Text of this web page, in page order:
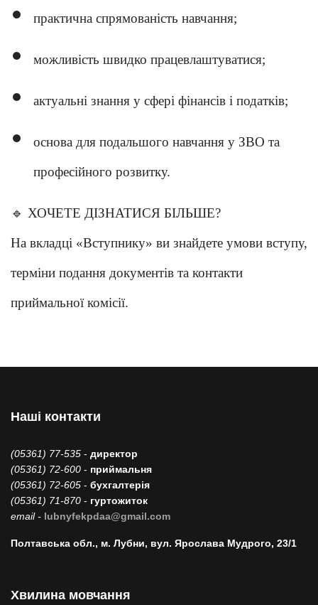
практична спрямованість навчання;
можливість швидко працевлаштуватися;
актуальні знання у сфері фінансів і податків;
основа для подальшого навчання у ЗВО та
професійного розвитку.
🔹 ХОЧЕТЕ ДІЗНАТИСЯ БІЛЬШЕ?
На вкладці «Вступнику» ви знайдете умови вступу,
терміни подання документів та контакти
приймальної комісії.
Наші контакти
(05361) 77-535 - директор
(05361) 72-600 - приймальня
(05361) 72-605 - бухгалтерія
(05361) 71-870 - гуртожиток
email - lubnyfekpdaa@gmail.com
Полтавська обл., м. Лубни, вул. Ярослава Мудрого, 23/1
Хвилина мовчання